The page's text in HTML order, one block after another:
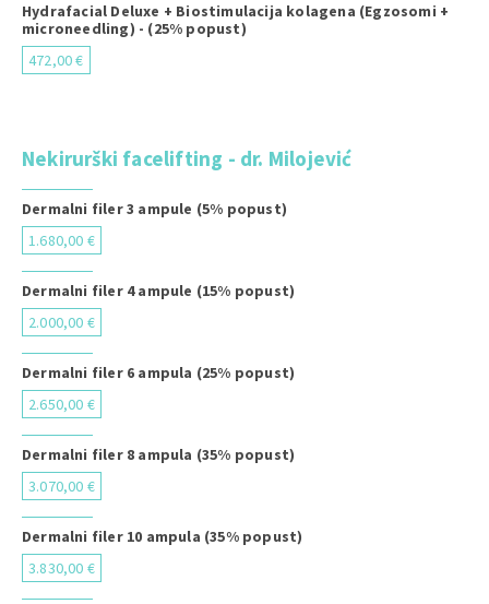
Hydrafacial Deluxe + Biostimulacija kolagena (Egzosomi +
microneedling) - (25% popust)
472,00 €
Nekirurški facelifting - dr. Milojević
Dermalni filer 3 ampule (5% popust)
1.680,00 €
Dermalni filer 4 ampule (15% popust)
2.000,00 €
Dermalni filer 6 ampula (25% popust)
2.650,00 €
Dermalni filer 8 ampula (35% popust)
3.070,00 €
Dermalni filer 10 ampula (35% popust)
3.830,00 €